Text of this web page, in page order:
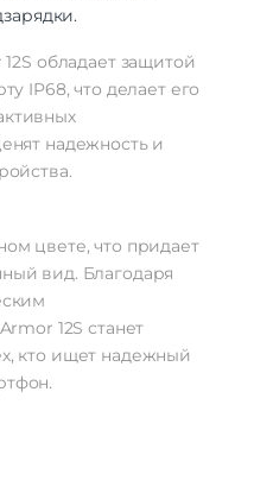
обладает защитой
IP68, что делает его
надежность и
цвете, что придает
вид. Благодаря
12S станет
кто ищет надежный